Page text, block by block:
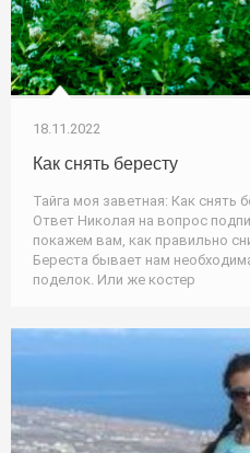
18.11.2022
Как снять бересту
Тайга моя заветная: Как снять
Ответ Николая на вопрос
покажем вам, как правильно
Береста бывает нам
поделок. Или же костер